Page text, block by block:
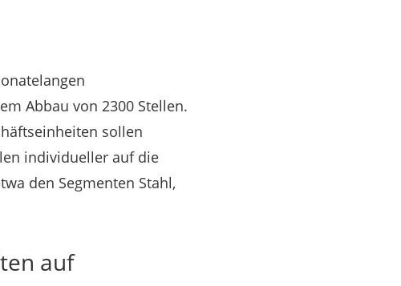
Abbau von 2300 Stellen.
sollen
individueller auf die
den Segmenten Stahl,
auf